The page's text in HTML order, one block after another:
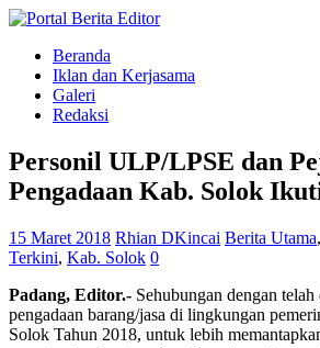
Beranda
Iklan dan Kerjasama
Galeri
Redaksi
Personil ULP/LPSE dan
Pengadaan Kab. Solok
15 Maret 2018 Rhian DKincai Berita Utama,
Terkini, Kab. Solok 0
Padang, Editor.- Sehubungan dengan
pengadaan barang/jasa di lingkungan
Solok Tahun 2018, untuk lebih